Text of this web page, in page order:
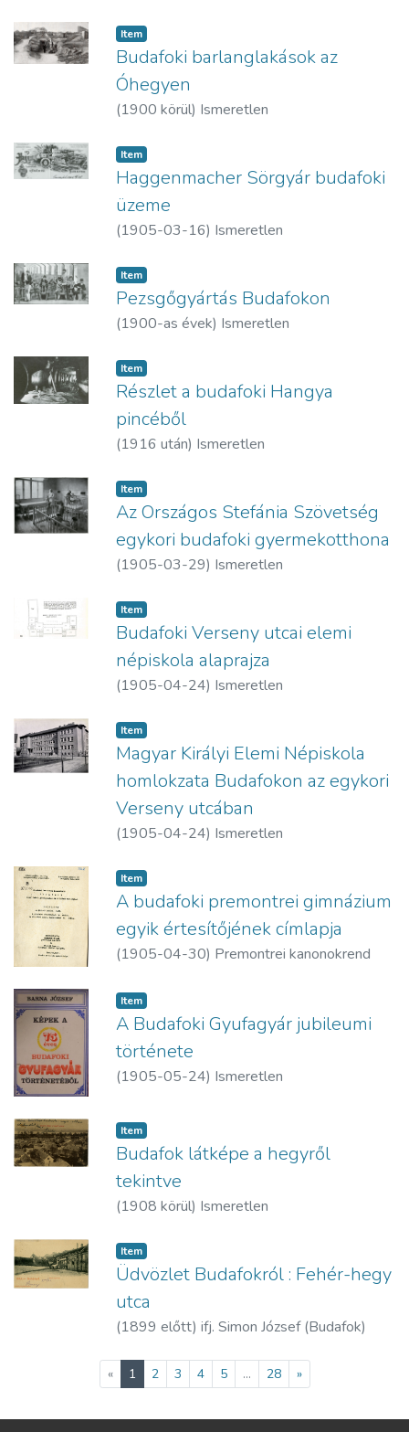
Item
Budafoki barlanglakások az
Óhegyen
(1900 körül) Ismeretlen
Item
Haggenmacher Sörgyár budafoki
üzeme
(1905-03-16) Ismeretlen
Item
Pezsgőgyártás Budafokon
(1900-as évek) Ismeretlen
Item
Részlet a budafoki Hangya
pincéből
(1916 után) Ismeretlen
Item
Az Országos Stefánia Szövetség
egykori budafoki gyermekotthona
(1905-03-29) Ismeretlen
Item
Budafoki Verseny utcai elemi
népiskola alaprajza
(1905-04-24) Ismeretlen
Item
Magyar Királyi Elemi Népiskola
homlokzata Budafokon az egykori
Verseny utcában
(1905-04-24) Ismeretlen
Item
A budafoki premontrei gimnázium
egyik értesítőjének címlapja
(1905-04-30) Premontrei kanonokrend
Item
A Budafoki Gyufagyár jubileumi
története
(1905-05-24) Ismeretlen
Item
Budafok látképe a hegyről
tekintve
(1908 körül) Ismeretlen
Item
Üdvözlet Budafokról : Fehér-hegy
utca
(1899 előtt) ifj. Simon József (Budafok)
« 1(current)
2 3 4 5 ... 28 »